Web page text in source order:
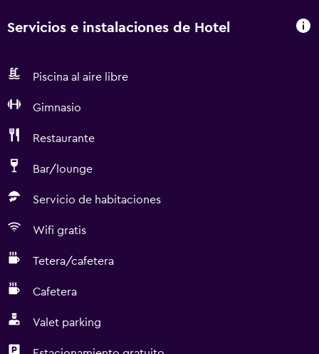
Servicios e instalaciones de Hotel
Piscina al aire libre
Gimnasio
Restaurante
Bar/lounge
Servicio de habitaciones
Wifi gratis
Tetera/cafetera
Cafetera
Valet parking